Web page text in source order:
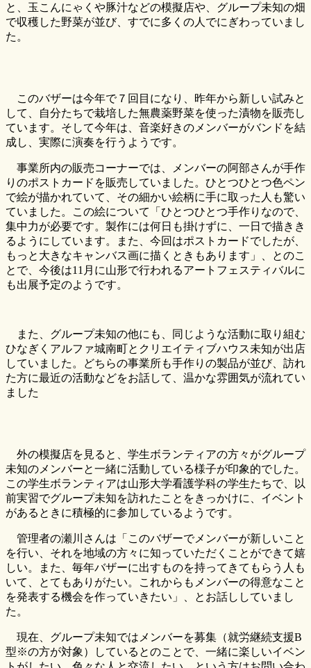
と、玉こんにゃくや豚汁などの模擬店や、グループ未知の畑
で収穫した野菜が並び、すでに多くの人でにぎわっていまし
た。
このバザーは今年で７回目になり、昨年から新しい試みと
して、自分たちで栽培した無農薬野菜を使った漬物を販売し
ています。そして今年は、音楽好きのメンバーがバンドを結
成し、実際に演奏を行うようです。
事業所内の販売コーナーでは、メンバーの阿部さんが手作
りのポストカードを販売していました。ひとつひとつ色ペン
で絵が描かれていて、その細かい絵柄に手に取った人も驚い
ていました。この絵について「ひとつひとつ手作りなので、
集中力が必要です。製作には何日も掛けずに、一日で描きき
るようにしています。また、今回はポストカードでしたが、
もっと大きなキャンバス画に描くときもあります」、とのこ
とで、今後は11月に山形で行われるアートフェスティバルに
も出展予定のようです。
また、グループ未知の他にも、同じような活動に取り組む
ひなぎくアルファ城南町とクリエイティブハウス未知が出店
していました。どちらの事業所も手作りの製品が並び、訪れ
た方に最近の活動などをお話して、温かな雰囲気が流れてい
ました
外の模擬店を見ると、学生ボランティアの方々がグループ
未知のメンバーと一緒に活動している様子が印象的でした。
この学生ボランティアは山形大学看護学科の学生たちで、以
前実習でグループ未知を訪れたことをきっかけに、イベント
があるときに積極的に参加しているようです。
管理者の瀬川さんは「このバザーでメンバーが新しいこと
を行い、それを地域の方々に知っていただくことができて嬉
しい。また、毎年バザーに出すものを持ってきてもらう人も
いて、とてもありがたい。これからもメンバーの得意なこと
を発表する機会を作っていきたい」、とお話ししていまし
た。
現在、グループ未知ではメンバーを募集（就労継続支援B
型※の方が対象）しているとのことで、一緒に楽しいイベン